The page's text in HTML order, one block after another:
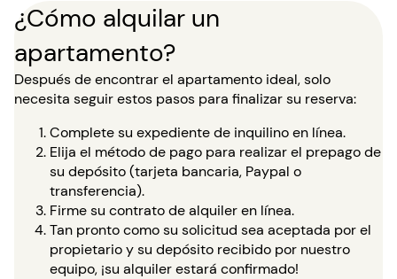
¿Cómo alquilar un
apartamento?
Después de encontrar el apartamento ideal, solo
necesita seguir estos pasos para finalizar su reserva:
Complete su expediente de inquilino en línea.
Elija el método de pago para realizar el prepago de
su depósito (tarjeta bancaria, Paypal o
transferencia).
Firme su contrato de alquiler en línea.
Tan pronto como su solicitud sea aceptada por el
propietario y su depósito recibido por nuestro
equipo, ¡su alquiler estará confirmado!